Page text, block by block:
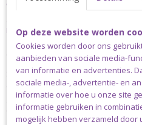
waardoor het gebruikte water op
maar liefst 113 verschillende
2.50-3.50mm. Een bol Scheepjes
een looplengte van 125 meter.
Scheepjes Catona is verkrijgbaar
enkele basiskleuren zijn
gram. Scheepjes Catona is ook
daarin cutie pie minibolletjes van
Op deze website worden
Cookies worden door ons
aanbieden van sociale media-
van informatie en advertenties.
sociale media-, advertentie- en
informatie over hoe u onze site
informatie gebruiken in
mogelijk hebben verzameld door